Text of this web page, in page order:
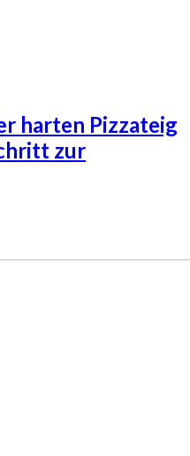
harten Pizzateig
zur